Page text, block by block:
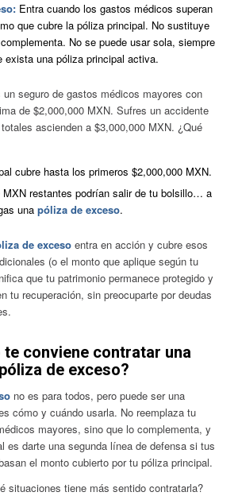
Entra cuando los gastos médicos superan
que cubre la póliza principal. No sustituye
No se puede usar sola, siempre
exista una póliza principal activa.
un seguro de gastos médicos mayores con
de $2,000,000 MXN. Sufres un accidente
ascienden a $3,000,000 MXN. ¿Qué
cubre hasta los primeros $2,000,000 MXN.
MXN restantes podrían salir de tu bolsillo… a
una póliza de exceso.
de excesoentra en acción y cubre esos
(o el monto que aplique según tu
que tu patrimonio permanece protegido y
tu recuperación, sin preocuparte por deudas
te conviene contratar una
póliza de exceso?
no es para todos, pero puede ser una
cómo y cuándo usarla. No reemplaza tu
mayores, sino que lo complementa, y
es darte una segunda línea de defensa si tus
el monto cubierto por tu póliza principal.
situaciones tiene más sentido contratarla?